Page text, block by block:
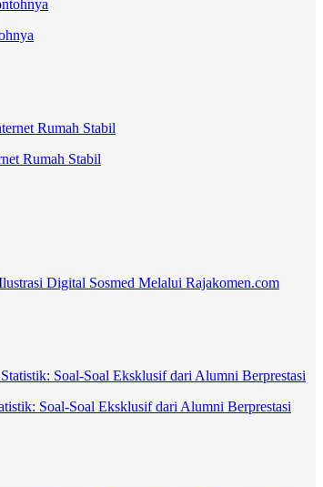
Rumah Stabil
Digital Sosmed Melalui Rajakomen.com
Soal-Soal Eksklusif dari Alumni Berprestasi